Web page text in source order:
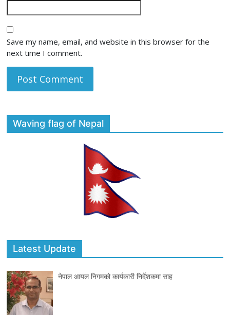
Save my name, email, and website in this browser for the
next time I comment.
Waving flag of Nepal
Latest Update
नेपाल आयल निगमको कार्यकारी निर्देशकमा साह